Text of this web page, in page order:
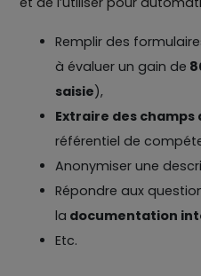
Remplir des
à évaluer un gain de
saisie),
Extraire des champs
référentiel de
Anonymiser une
Répondre aux
la documentation
Etc.